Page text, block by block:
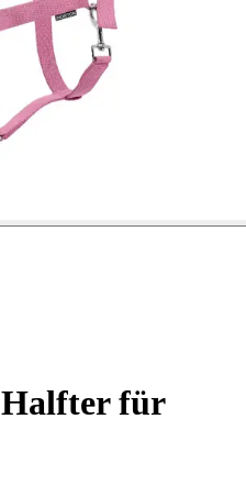
Halfter für